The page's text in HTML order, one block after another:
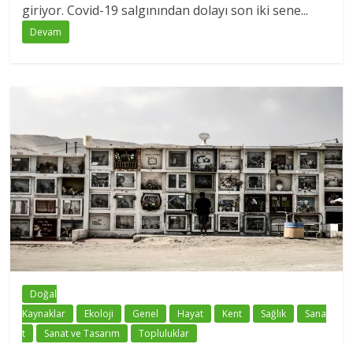
giriyor. Covid-19 salgınından dolayı son iki sene...
Devam
Doğal
Kaynaklar
Ekoloji Genel Hayat Kent Sağlık
Sana
t
Sanat ve Tasarım Topluluklar